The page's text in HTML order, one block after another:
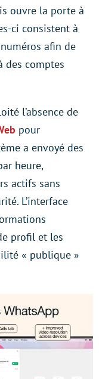
ouvre la porte à
ci consistent à
afin de
des comptes
l’absence de
pour
a envoyé des
heure,
actifs sans
L’interface
profil et les
« publique »